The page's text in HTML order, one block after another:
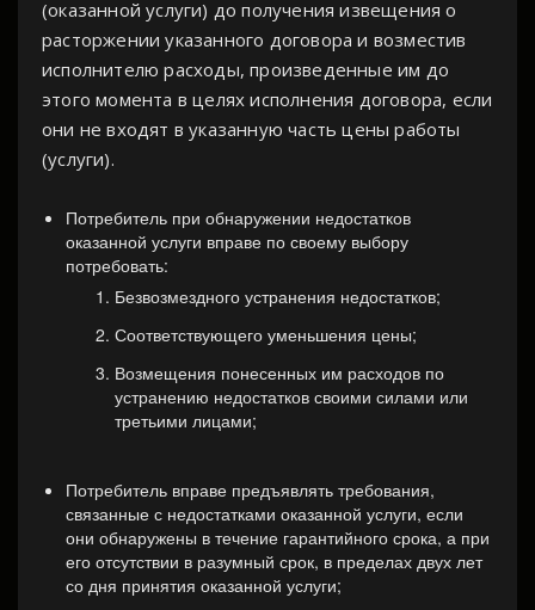
(оказанной услуги) до получения извещения о
расторжении указанного договора и возместив
исполнителю расходы, произведенные им до
этого момента в целях исполнения договора, если
они не входят в указанную часть цены работы
(услуги).
Потребитель при обнаружении недостатков
оказанной услуги вправе по своему выбору
потребовать:
Безвозмездного устранения недостатков;
Соответствующего уменьшения цены;
Возмещения понесенных им расходов по
устранению недостатков своими силами или
третьими лицами;
Потребитель вправе предъявлять требования,
связанные с недостатками оказанной услуги, если
они обнаружены в течение гарантийного срока, а при
его отсутствии в разумный срок, в пределах двух лет
со дня принятия оказанной услуги;